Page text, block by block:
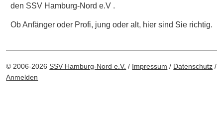
den SSVHamburg-Nord e.V .
Ob Anfänger oder Profi, jung oder alt, hier sind Sie richtig.
© 2006-2026SSV Hamburg‑Nord e.V. / Impressum / Datenschutz /
Anmelden